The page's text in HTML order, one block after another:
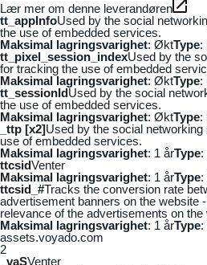
Lær mer om denne leverandøren
tt_appInfoUsed by the social
the use of embedded services.
Maksimal lagringsvarighet: ØktType:
tt_pixel_session_indexUsed by the
for tracking the use of embedded
Maksimal lagringsvarighet: ØktType:
tt_sessionIdUsed by the social
the use of embedded services.
Maksimal lagringsvarighet: ØktType:
_ttp [x2]Used by the social
use of embedded services.
Maksimal lagringsvarighet: 1 årType:
ttcsidVenter
Maksimal lagringsvarighet: 1 årType:
ttcsid_#Tracks the conversion rate
advertisement banners on the website
relevance of the advertisements on the
Maksimal lagringsvarighet: 1 årType:
assets.voyado.com
2
_vaSVenter